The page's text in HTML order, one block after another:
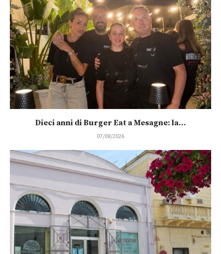
Dieci anni di Burger Eat a Mesagne: la...
07/08/2026